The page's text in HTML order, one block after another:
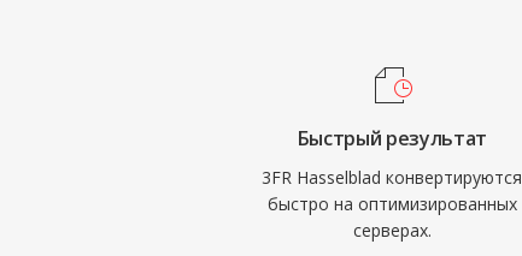
Быстрый результат
3FR Hasselblad конвертируются
быстро на оптимизированных
серверах.